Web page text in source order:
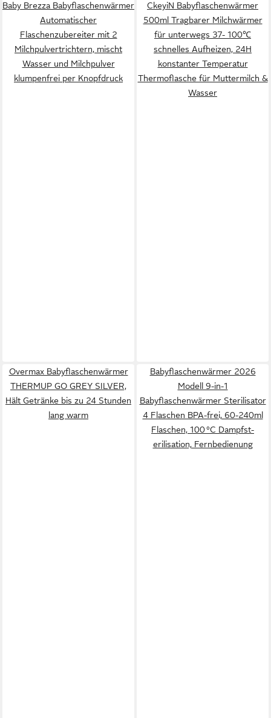
Baby Brezza Babyflaschenwärmer
Automatischer
Flaschenzubereiter mit 2
Milchpulvertrichtern, mischt
Wasser und Milchpulver
klumpenfrei per Knopfdruck
CkeyiN Babyflaschenwärmer
500ml Tragbarer Milchwärmer
für unterwegs 37- 100℃
schnelles Aufheizen, 24H
konstanter Temperatur
Thermoflasche für Muttermilch &
Wasser
Overmax Babyflaschenwärmer
THERMUP GO GREY SILVER,
Hält Getränke bis zu 24 Stunden
lang warm
Babyflaschenwärmer 2026
Modell 9-in-1
Babyflaschenwärmer Sterilisator
4 Flaschen BPA-frei, 60-240ml
Flaschen, 100 °C Dampfst­
erilisation, Fernbedienung